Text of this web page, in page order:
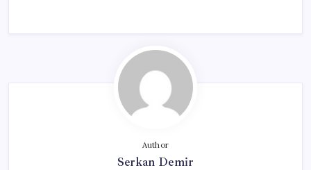
Author
Serkan Demir